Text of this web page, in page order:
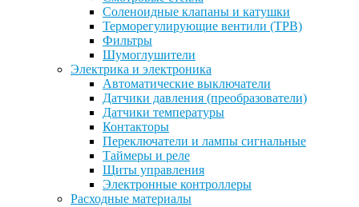
Соленоидные клапаны и катушки
Терморегулирующие вентили (ТРВ)
Фильтры
Шумоглушители
Электрика и электроника
Автоматические выключатели
Датчики давления (преобразователи)
Датчики температуры
Контакторы
Переключатели и лампы сигнальные
Таймеры и реле
Щиты управления
Электронные контроллеры
Расходные материалы